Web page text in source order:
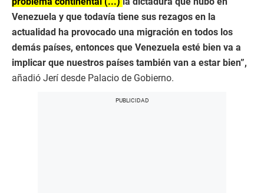
Venezuela y que todavía tiene sus rezagos en la
actualidad ha provocado una migración en todos los
demás países, entonces que Venezuela esté bien va a
implicar que nuestros países también van a estar bien”,
añadió Jerí desde Palacio de Gobierno.